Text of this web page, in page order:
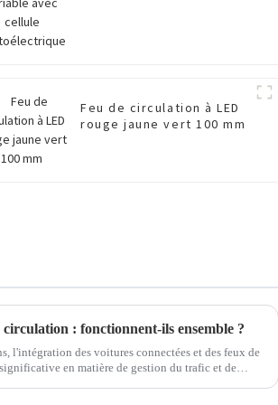
Feu de circulation à LED
rouge jaune vert 100 mm
circulation : fonctionnent-ils ensemble ?
l'intégration des voitures connectées et des feux de
en matière de gestion du trafic et de